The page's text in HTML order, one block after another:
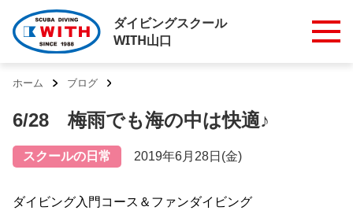
ダイビングスクール
WITH山口
ホーム ブログ
6/28 梅雨でも海の中は快適♪
スクールの日常 2019年6月28日(金)
ダイビング入門コース＆ファンダイビング